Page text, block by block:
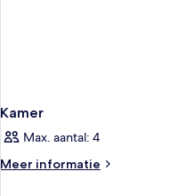
Kamer
Max. aantal: 4
Meer informatie
Meer